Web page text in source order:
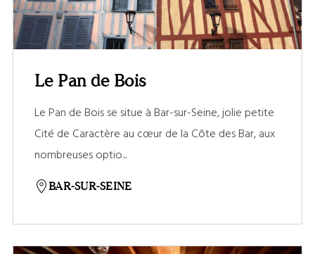
Le Pan de Bois
Le Pan de Bois se situe à Bar-sur-Seine, jolie petite
Cité de Caractère au cœur de la Côte des Bar, aux
nombreuses optio...
BAR-SUR-SEINE